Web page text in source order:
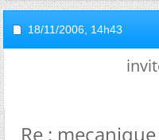
18/11/2006, 14h43
Re :